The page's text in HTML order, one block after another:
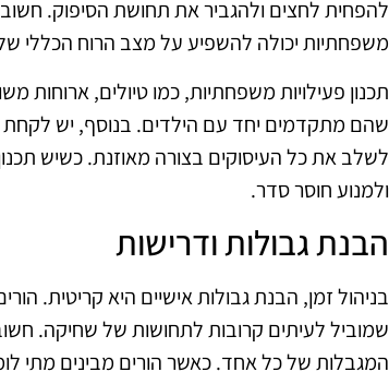
להפחית לחצים ולהגביר את תחושת הסיפוק.
משפחתיות יכולה להשפיע על מצב הרוח הכללי
תכנון פעילויות משפחתיות, כמו טיולים, ארוחות
שהם מתקדמים יחד עם הילדים. בנוסף, יש לקחת
לשלב את כל העיסוקים בצורה מאוזנת. כשיש
ולמנוע חוסר סדר.
הבנת גבולות ודרישות
בניהול זמן, הבנת גבולות אישיים היא קריטית.
שמוביל לעיתים קרובות לתחושות של שחיקה.
המגבלות של כל אחד. כאשר הורים מבינים מתי